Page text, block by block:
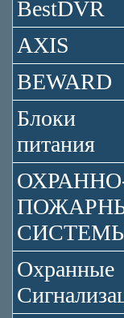
BestDVR
AXIS
BEWARD
Блоки
питания
Охранные